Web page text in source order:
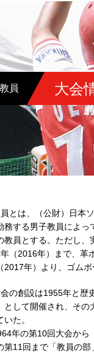
教員 大会
とは、（公財）日本
務する男子教員によ
教員とする。ただし、
（2016年）まで、革
2017年）より、ゴム
の創設は1955年と歴
として開催され、その
いた。
年の第10回大会から
第11回まで「教員の部